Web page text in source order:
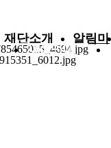
시설안내
재단소개
알림마
당